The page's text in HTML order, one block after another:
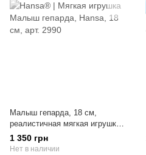
Малыш гепарда, 18 см,
реалистичная мягкая игрушка
Hansa Toys (2990)
1 350 грн
Нет в наличии